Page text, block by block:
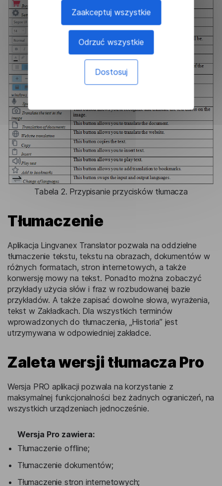
Zaakceptuj wszystkie
Odrzuć wszystkie
Dostosuj
Tabela 2. Przypisanie przycisków tłumacza
Tłumaczenie
Aplikacja Lingvanex Translator pozwala na oddzielne
tłumaczenie tekstu, tekstu na obrazach, dokumentów w
różnych formatach, stron internetowych, a także
konwersję mowy na tekst. Ponadto można zobaczyć
przykłady użycia słów i fraz w rozbudowanej bazie
przykładów. A także zapisać dowolne słowa, wyrażenia,
tekst w Zakładkach. Dla wszystkich terminów
wprowadzonych do tłumaczenia, „Historia” jest
utrzymywana w odpowiedniej zakładce.
Zaleta wersji tłumacza Pro
Wersja PRO aplikacji pozwala na korzystanie z
maksymalnej funkcjonalności bez żadnych ograniczeń, na
wszystkich urządzeniach jednocześnie.
Wersja Pro zawiera:
Tłumaczenie offline;
Tłumaczenie dokumentów;
Tłumaczenie stron internetowych;